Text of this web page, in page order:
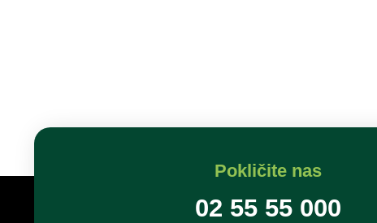
Pokličite nas
02 55 55 000